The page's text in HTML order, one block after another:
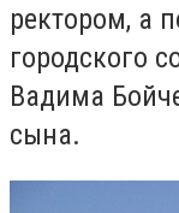
ректором, а
городского
Вадима
сына.